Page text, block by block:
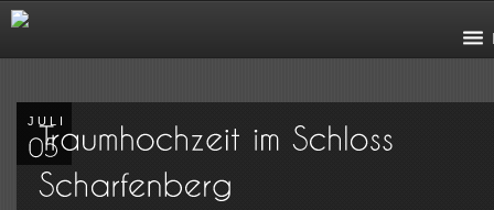
JULI